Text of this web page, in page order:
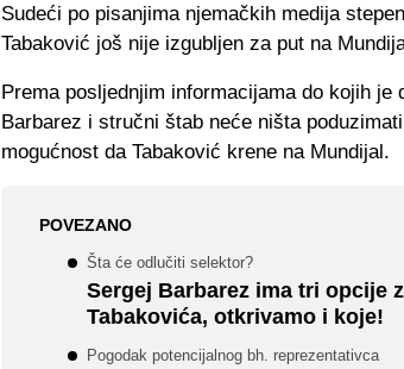
Sudeći po pisanjima njemačkih medija
Tabaković još nije izgubljen za put na
Prema posljednjim informacijama do kojih je
Barbarez i stručni štab neće ništa
mogućnost da Tabaković krene na Mundijal.
POVEZANO
Šta će odlučiti selektor?
Sergej Barbarez ima tri opcije
Tabakovića, otkrivamo i koje!
Pogodak potencijalnog bh. reprezentativca